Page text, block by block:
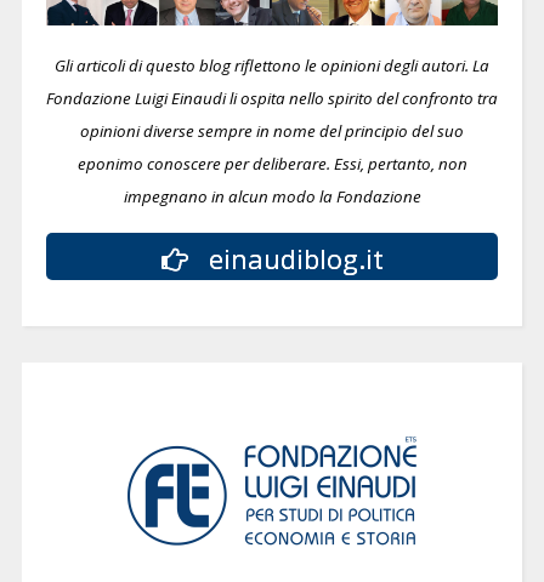
Gli articoli di questo blog riflettono le opinioni degli autori. La
Fondazione Luigi Einaudi li ospita nello spirito del confronto tra
opinioni diverse sempre in nome del principio del suo
eponimo conoscere per deliberare. Essi, pertanto, non
impegnano in alcun modo la Fondazione
einaudiblog.it